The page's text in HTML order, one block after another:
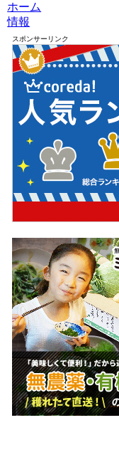
ホーム
情報
スポンサーリンク